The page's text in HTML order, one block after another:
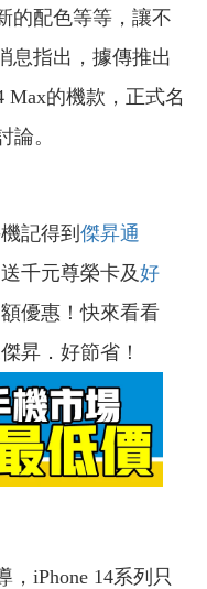
的配色等等，讓不
息指出，據傳推出
Max的機款，正式名
論。
記得到 傑昇通
千元尊榮卡及好
優惠！快來看看
昇．好節省！
iPhone 14系列只